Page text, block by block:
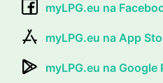
myLPG.eu na
myLPG.eu na App
myLPG.eu na Google